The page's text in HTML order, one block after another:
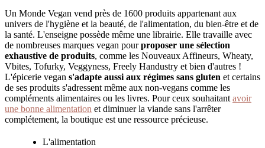
Un Monde Vegan vend près de 1600 produits appartenant aux
univers de l'hygiène et la beauté, de l'alimentation, du bien-être et de
la santé. L'enseigne possède même une librairie. Elle travaille avec
de nombreuses marques vegan pourproposer une sélection
exhaustive de produits, comme les Nouveaux Affineurs, Wheaty,
Vbites, Tofurky, Veggyness, Freely Handustry et bien d'autres !
L'épicerie vegan s'adapte aussi aux régimes sans gluten et certains
de ses produits s'adressent même aux non-vegans comme les
compléments alimentaires ou les livres. Pour ceux souhaitant avoir
une bonne alimentation et diminuer la viande sans l'arrêter
complétement, la boutique est une ressource précieuse.
L'alimentation